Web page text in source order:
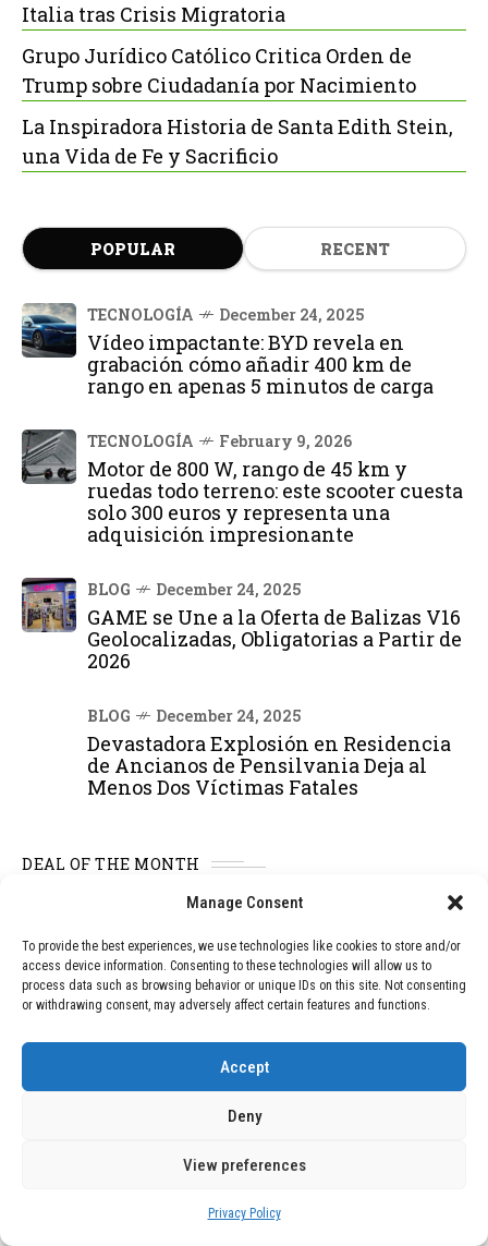
Manage Consent
To provide the best experiences, we use technologies like cookies to store and/or
access device information. Consenting to these technologies will allow us to
process data such as browsing behavior or unique IDs on this site. Not consenting
or withdrawing consent, may adversely affect certain features and functions.
Accept
Deny
View preferences
Privacy Policy
Italia tras Crisis Migratoria
Grupo Jurídico Católico Critica Orden de
Trump sobre Ciudadanía por Nacimiento
La Inspiradora Historia de Santa Edith Stein,
una Vida de Fe y Sacrificio
POPULAR RECENT
TECNOLOGÍA December 24, 2025
Vídeo impactante: BYD revela en
grabación cómo añadir 400 km de
rango en apenas 5 minutos de carga
TECNOLOGÍA February 9, 2026
Motor de 800 W, rango de 45 km y
ruedas todo terreno: este scooter cuesta
solo 300 euros y representa una
adquisición impresionante
BLOG December 24, 2025
GAME se Une a la Oferta de Balizas V16
Geolocalizadas, Obligatorias a Partir de
2026
BLOG December 24, 2025
Devastadora Explosión en Residencia
de Ancianos de Pensilvania Deja al
Menos Dos Víctimas Fatales
DEAL OF THE MONTH
December 24, 2025
Vídeo impactante: BYD revela en
grabación cómo añadir 400 km de rango
en apenas 5 minutos de carga
February 9, 2026
Motor de 800 W, rango de 45 km y
ruedas todo terreno: este scooter cuesta
solo 300 euros y representa una
adquisición impresionante